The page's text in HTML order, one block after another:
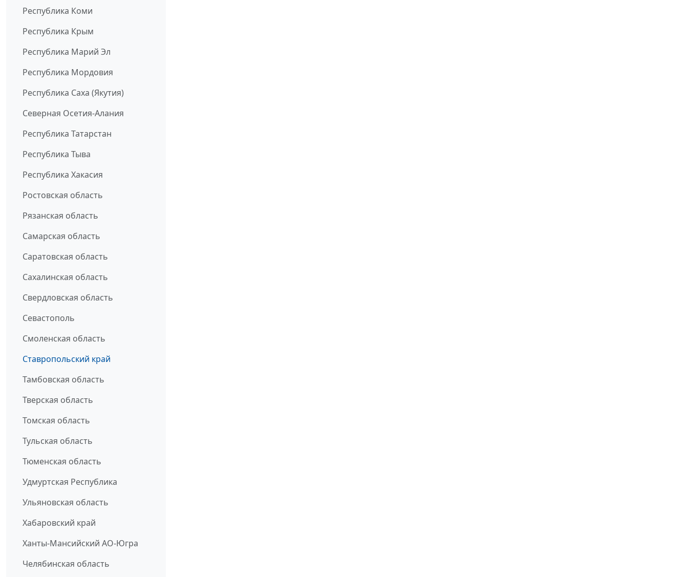
Республика Коми
Республика Крым
Республика Марий Эл
Республика Мордовия
Республика Саха (Якутия)
Северная Осетия-Алания
Республика Татарстан
Республика Тыва
Республика Хакасия
Ростовская область
Рязанская область
Самарская область
Саратовская область
Сахалинская область
Свердловская область
Севастополь
Смоленская область
Ставропольский край
Тамбовская область
Тверская область
Томская область
Тульская область
Тюменская область
Удмуртская Республика
Ульяновская область
Хабаровский край
Ханты-Мансийский АО-Югра
Челябинская область